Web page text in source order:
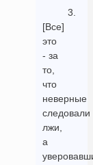
3.
[Все]
это
- за
то,
что
неверные
следовали
лжи,
а